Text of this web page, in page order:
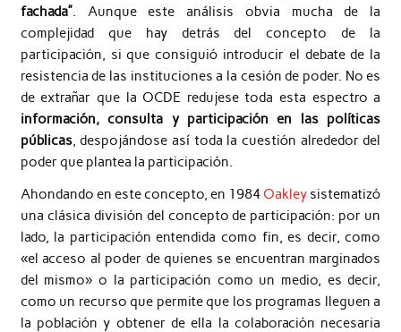
fachada”. Aunque este análisis obvia mucha de la
complejidad que hay detrás del concepto de la
participación, si que consiguió introducir el debate de la
resistencia de las instituciones a la cesión de poder. No es
de extrañar que la OCDE redujese toda esta espectro a
información, consulta y participación en las políticas
públicas, despojándose así toda la cuestión alrededor del
poder que plantea la participación.
Ahondando en este concepto, en 1984 Oakley sistematizó
una clásica división del concepto de participación: por un
lado, la participación entendida como fin, es decir, como
«el acceso al poder de quienes se encuentran marginados
del mismo» o la participación como un medio, es decir,
como un recurso que permite que los programas lleguen a
la población y obtener de ella la colaboración necesaria